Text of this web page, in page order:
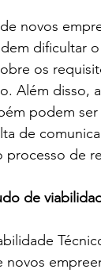
novos
dificultar
os
Além disso,
podem
de
processo de
de
novos